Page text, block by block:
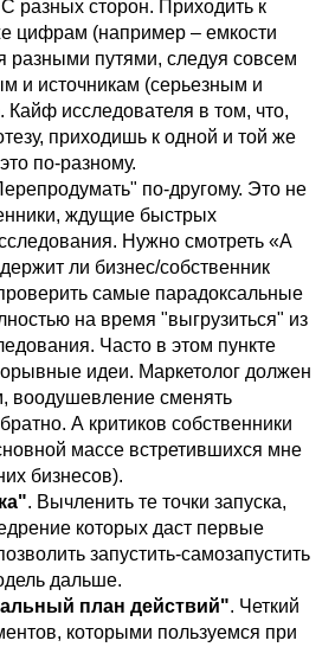
С разных сторон. Приходить к
цифрам (например – емкости
разными путями, следуя совсем
и источникам (серьезным и
Кайф исследователя в том, что,
приходишь к одной и той же
по-разному.
по-другому. Это не
ждущие быстрых
Нужно смотреть «А
ли бизнес/собственник
самые парадоксальные
на время "выгрузиться" из
Часто в этом пункте
идеи. Маркетолог должен
воодушевление сменять
А критиков собственники
массе встретившихся мне
бизнесов).
. Вычленить те точки запуска,
которых даст первые
запустить-самозапустить
дальше.
план действий". Четкий
которыми пользуемся при